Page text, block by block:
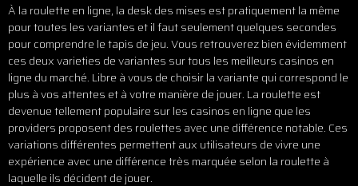
À la roulette en ligne, la desk des mises est pratiquement la même
pour toutes les variantes et il faut seulement quelques secondes
pour comprendre le tapis de jeu. Vous retrouverez bien évidemment
ces deux varieties de variantes sur tous les meilleurs casinos en
ligne du marché. Libre à vous de choisir la variante qui correspond le
plus à vos attentes et à votre manière de jouer. La roulette est
devenue tellement populaire sur les casinos en ligne que les
providers proposent des roulettes avec une différence notable. Ces
variations différentes permettent aux utilisateurs de vivre une
expérience avec une différence très marquée selon la roulette à
laquelle ils décident de jouer.